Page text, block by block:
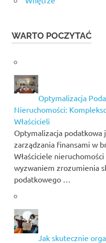
WARTO POCZYTAĆ
Optymalizacja
Nieruchomości:
Właścicieli
Optymalizacja
zarządzania finansami w
Właściciele
wyzwaniem zrozumienia
podatkowego …
Jak skutecznie